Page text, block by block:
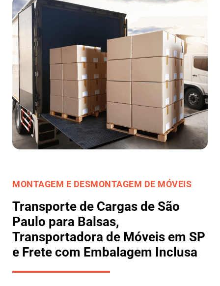
MONTAGEM E DESMONTAGEM DE MÓVEIS
Transporte de Cargas de São
Paulo para Balsas,
Transportadora de Móveis em SP
e Frete com Embalagem Inclusa